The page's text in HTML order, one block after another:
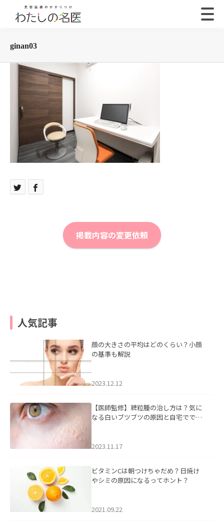
ginan03
掲載内容の変更依頼
人気記事
顔の大きさの平均はどのくらい？小顔
の基準も解説
2023.12.12
【医師監修】稗粒腫の治し方は？気に
なる白いブツブツの原因と自宅ででき
2023.11.17
ビタミンCは朝つけちゃだめ？日焼け
やシミの原因になるってホント？
2021.09.22